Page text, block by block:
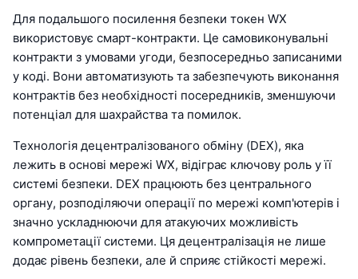
Для подальшого посилення безпеки токен WX
використовує смарт-контракти. Це самовиконувальні
контракти з умовами угоди, безпосередньо записаними
у коді. Вони автоматизують та забезпечують виконання
контрактів без необхідності посередників, зменшуючи
потенціал для шахрайства та помилок.
Технологія децентралізованого обміну (DEX), яка
лежить в основі мережі WX, відіграє ключову роль у її
системі безпеки. DEX працюють без центрального
органу, розподіляючи операції по мережі комп'ютерів і
значно ускладнюючи для атакуючих можливість
компрометації системи. Ця децентралізація не лише
додає рівень безпеки, але й сприяє стійкості мережі.